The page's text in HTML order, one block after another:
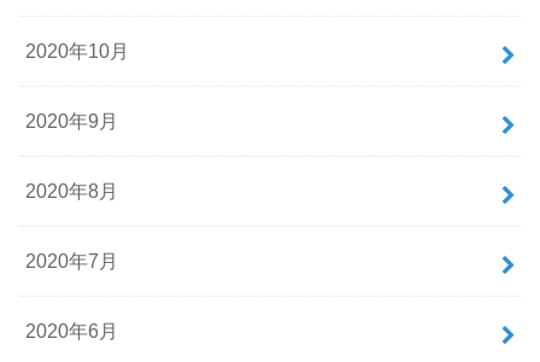
2020年10月
2020年9月
2020年8月
2020年7月
2020年6月